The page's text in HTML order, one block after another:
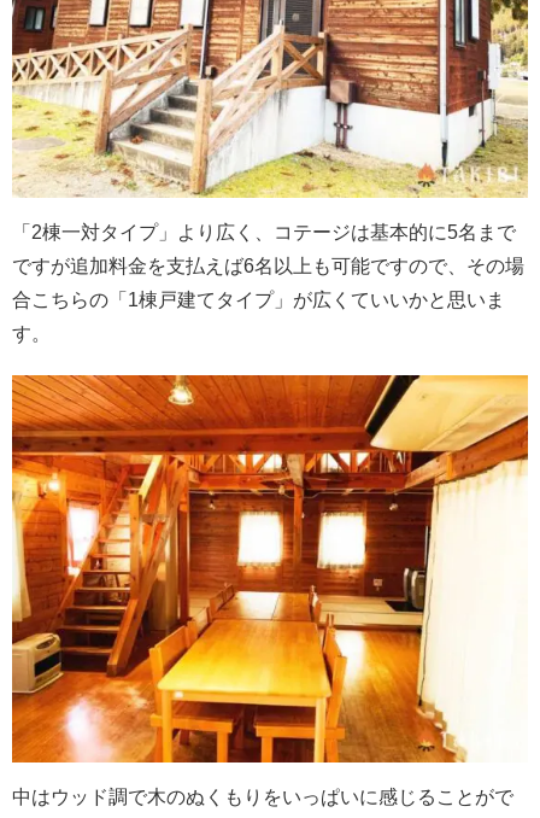
「2棟一対タイプ」より広く、コテージは基本的に5名まで
ですが追加料金を支払えば6名以上も可能ですので、その場
合こちらの「1棟戸建てタイプ」が広くていいかと思いま
す。
中はウッド調で木のぬくもりをいっぱいに感じることがで